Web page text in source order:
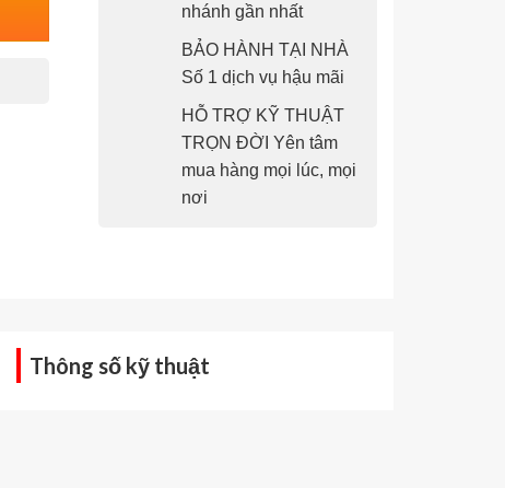
nhánh gần nhất
BẢO HÀNH TẠI NHÀ
Số 1 dịch vụ hậu mãi
HỖ TRỢ KỸ THUẬT
TRỌN ĐỜI Yên tâm
mua hàng mọi lúc, mọi
nơi
Thông số kỹ thuật